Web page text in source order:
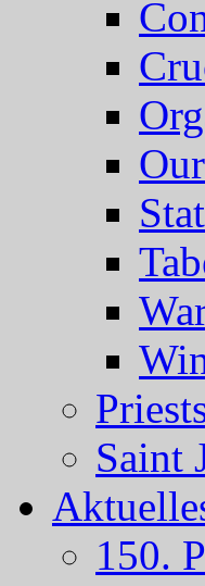
Saint
150.